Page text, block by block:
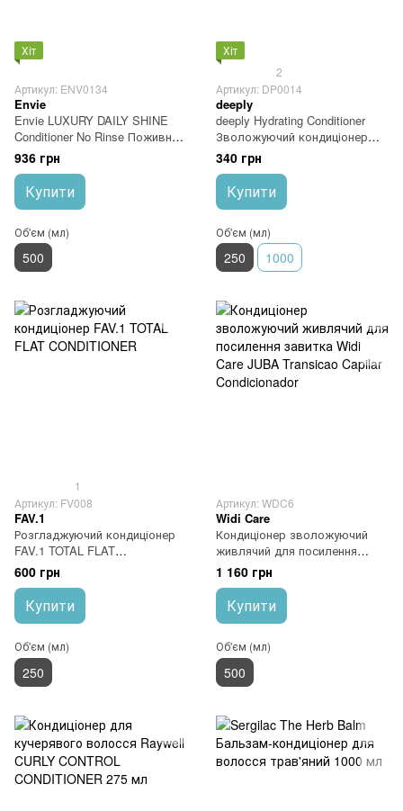
Хіт
Артикул: ENV0134
Envie
Envie LUXURY DAILY SHINE
Conditioner No Rinse Поживний
кондиціонер 500 мл
936 грн
Купити
Об'єм (мл)
500
Хіт
2
Артикул: DP0014
deeply
deeply Hydrating Conditioner
Зволожуючий кондиціонер
250 мл
340 грн
Купити
Об'єм (мл)
250 1000
1
Артикул: FV008
FAV.1
Розгладжуючий кондиціонер
FAV.1 TOTAL FLAT
CONDITIONER
600 грн
Купити
Об'єм (мл)
250
Артикул: WDC6
Widi Care
Кондиціонер зволожуючий
живлячий для посилення
завитка Widi Care JUBA
Transicao Capilar Condicionador
1 160 грн
Купити
Об'єм (мл)
500